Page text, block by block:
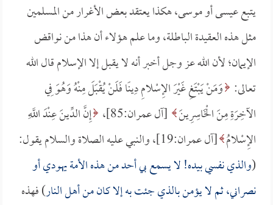
يتبع عيسى أو موسى، هكذا يعتقد بعض الأغرار من المسلمين
مثل هذه العقيدة الباطلة، وما علم هؤلاء أن هذا من نواقض
الإيمان؛ لأن الله عز وجل أخبر أنه لا يقبل إلا الإسلام قال الله
تعالى: وَمَنْ يَبْتَغِ غَيْرَ الإِسْلامِ دِينًا فَلَنْ يُقْبَلَ مِنْهُ وَهُوَ فِي
الآخِرَةِ مِنَ الْخَاسِرِينَ [آل عمران:85]،
إِنَّ الدِّينَ عِنْدَ اللَّهِ
الإِسْلامُ
[آل عمران:19]، والنبي عليه الصلاة والسلام يقول:
(والذي نفسي بيده! لا يسمع بي أحد من هذه الأمة يهودي أو
نصراني، ثم لا يؤمن بالذي جئت به إلا كان من أهل النار) فهذه